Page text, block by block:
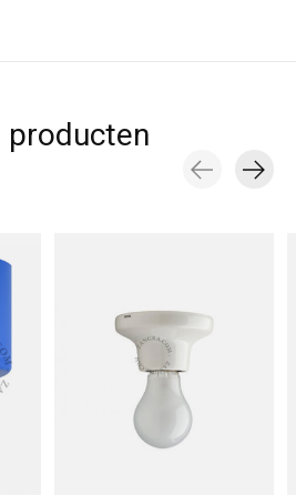
producten